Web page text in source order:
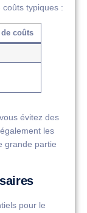
typiques :
coûts
évitez des
les
grande partie
pour le